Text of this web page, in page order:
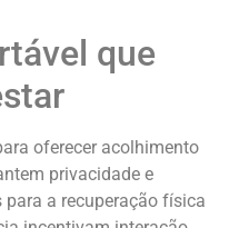
que
oferecer acolhimento
privacidade e
a recuperação física